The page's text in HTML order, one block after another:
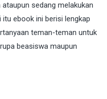
sedang melakukan
ebook ini berisi lengkap
teman-teman untuk
beasiswa maupun